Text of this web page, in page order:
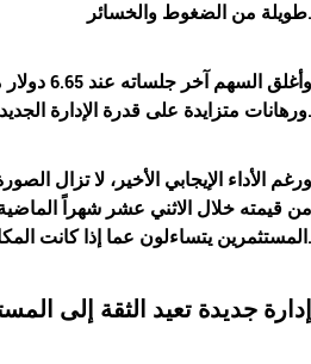
طويلة من الضغوط والخسائر.
وأغلقالسهم
ورهانات متزايدة على قدرة الإدارة الجديدة على إعادة الشركة إلى مسار النمو.
من قيمته خلال الاثني عشر شهراً
المستثمرين يتساءلون عما إذا كانت المكاسب الحالية تمثل بداية تحول حقيقي أم مجرد ارتداد مؤقت داخل اتجاه هابط مستمر.
إدارة جديدة تعيد الثقة إلى